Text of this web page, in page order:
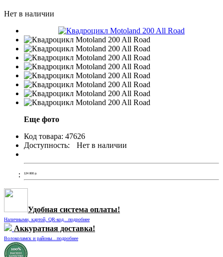
Нет в наличии
Еще фото
Код товара: 47626
Доступность:
Нет в наличии
124 800 р.
Удобная система оплаты!
Наличными, картой, QR-код...подробнее
Аккуратная доставка!
Волоколамск и районы...подробнее